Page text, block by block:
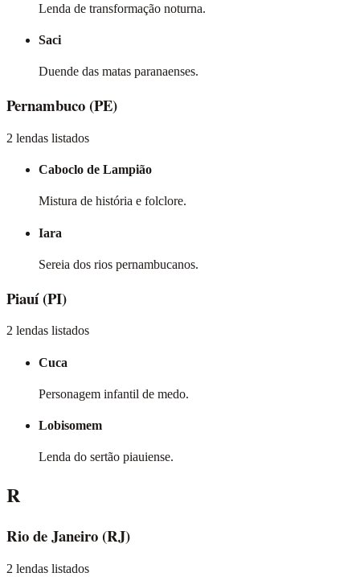
Lenda de transformação noturna.
Saci
Duende das matas paranaenses.
Pernambuco (PE)
2 lendas listados
Caboclo de Lampião
Mistura de história e folclore.
Iara
Sereia dos rios pernambucanos.
Piauí(PI)
2 lendas listados
Cuca
Personagem infantil de medo.
Lobisomem
Lenda do sertão piauiense.
R
Rio de Janeiro (RJ)
2 lendas listados